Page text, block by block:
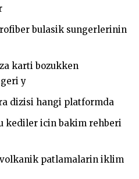
bulasik sungerlerinin
karti bozukken
y
dizisi hangi platformda
kediler icin bakim rehberi
patlamalarin iklim